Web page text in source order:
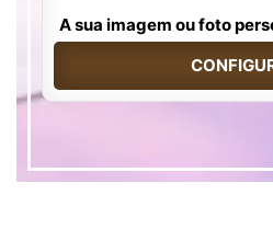
A sua imagem ou foto